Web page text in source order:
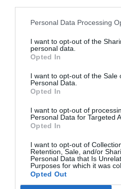
Personal Data Processing
I want to opt-out of the
personal data.
Opted In
I want to opt-out of the Sale
Personal Data.
Opted In
I want to opt-out of
Personal Data for Targeted
Opted In
I want to opt-out of
Retention, Sale, and/or
Personal Data that Is
Purposes for which it was
Opted Out